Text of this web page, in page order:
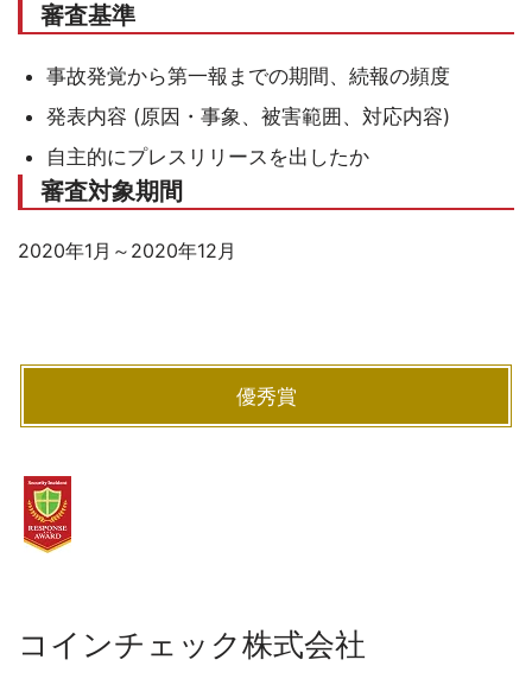
審査基準
事故発覚から第一報までの期間、続報の頻度
発表内容 (原因・事象、被害範囲、対応内容)
自主的にプレスリリースを出したか
審査対象期間
2020年1月～2020年12月
優秀賞
コインチェック株式会社